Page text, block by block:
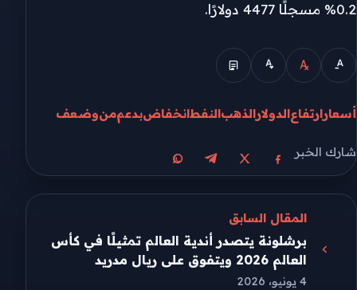
0.2% مسجلًا 4477 دولارًا.
أسعارارتفاعالدولارالذهبالنفطانخفاضبدعممنوضعف
شارك الخبر
مشاركة على فيسبوك
مشاركة على Xمشاركة على تيليجرام
مشاركة على واتساب
المقال السابق
برشلونة يتصدر أندية العالم تمثيلًا في كأس
العالم 2026 ويتفوق على ريال مدريد
4 يونيو، 2026